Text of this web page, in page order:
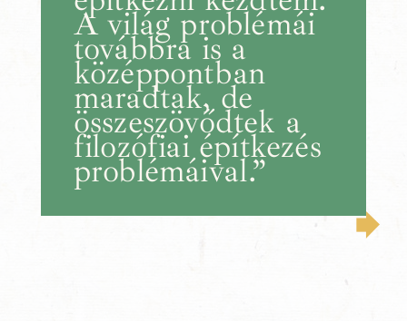
A világ problémái
továbbra is a
középpontban
maradtak, de
összeszövődtek a
filozófiai építkezés
problémáival.”